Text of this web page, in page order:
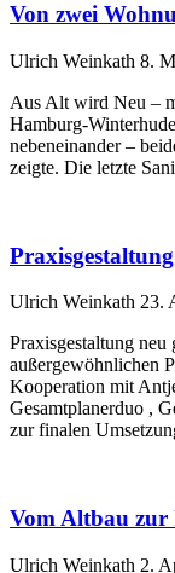
Von zwei
Ulrich Weinkath 8.
Aus Alt wird Neu –
Hamburg-
nebeneinander –
zeigte. Die letzte
Ulrich Weinkath 23.
Praxisgestaltung neu
außergewöhnlichen
Kooperation mit
Gesamtplanerduo ,
zur finalen
Vom Altbau zur
Ulrich Weinkath 2.